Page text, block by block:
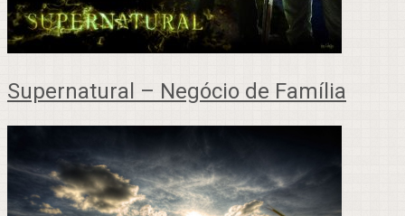
Supernatural – Negócio de Família